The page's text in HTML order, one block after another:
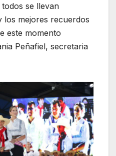
se llevan
los mejores recuerdos
este momento
Peñafiel, secretaria